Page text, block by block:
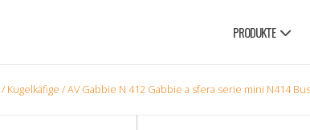
PRODUKTE
/ Kugelkäfige / AV Gabbie N 412 Gabbie a sfera serie mini N414